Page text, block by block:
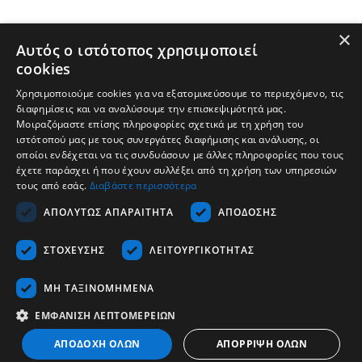
Εταιρεία
Καριέρα
Ελληνικά
Copyrights © 2026 - Tescom Hellas SA
×
Αυτός ο ιστότοπος χρησιμοποιεί
cookies
Χρησιμοποιούμε cookies για να εξατομικεύσουμε το περιεχόμενο, τις
διαφημίσεις και να αναλύσουμε την επισκεψιμότητά μας.
Μοιραζόμαστε επίσης πληροφορίες σχετικά με τη χρήση του
ιστότοπού μας με τους συνεργάτες διαφήμισης και ανάλυσης, οι
οποίοι ενδέχεται να τις συνδυάσουν με άλλες πληροφορίες που τους
έχετε παράσχει ή που έχουν συλλέξει από τη χρήση των υπηρεσιών
τους από εσάς. Διαβάστε περισσότερα
ΑΠΟΛΎΤΩΣ ΑΠΑΡΑΊΤΗΤΑ
ΑΠΌΔΟΣΗΣ
ΣΤΌΧΕΥΣΗΣ ΛΕΙΤΟΥΡΓΙΚΌΤΗΤΑΣ
ΜΗ ΤΑΞΙΝΟΜΗΜΈΝΑ
ΕΜΦΆΝΙΣΗ ΛΕΠΤΟΜΕΡΕΙΏΝ
ΑΠΟΔΟΧΉ ΌΛΩΝ ΑΠΌΡΡΙΨΗ ΌΛΩΝ